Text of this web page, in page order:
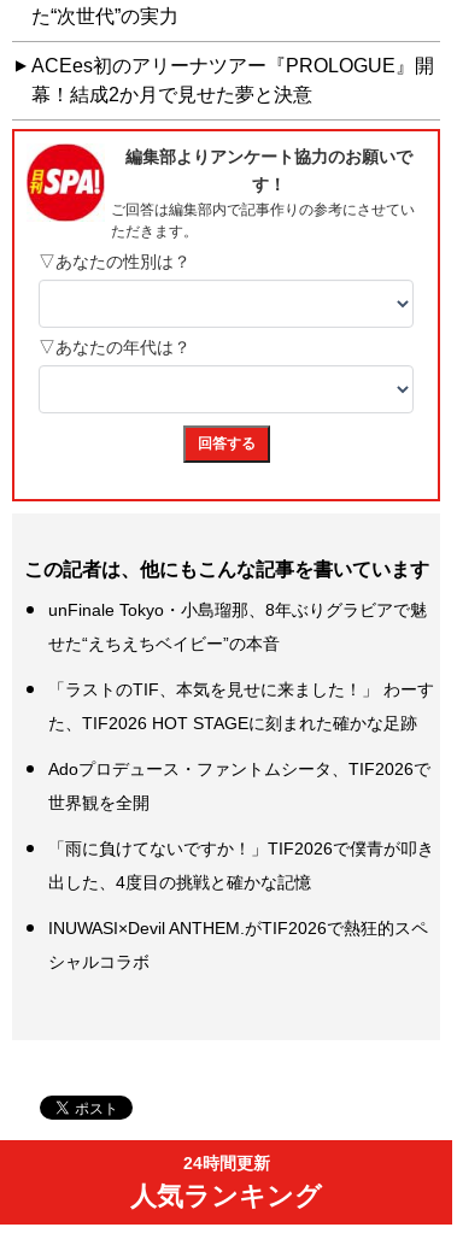
た“次世代”の実力
ACEes初のアリーナツアー『PROLOGUE』開
幕！結成2か月で見せた夢と決意
この記者は、他にもこんな記事を書いています
unFinale Tokyo・小島瑠那、8年ぶりグラビアで魅
せた“えちえちベイビー”の本音
「ラストのTIF、本気を見せに来ました！」 わーす
た、TIF2026 HOT STAGEに刻まれた確かな足跡
Adoプロデュース・ファントムシータ、TIF2026で
世界観を全開
「雨に負けてないですか！」TIF2026で僕青が叩き
出した、4度目の挑戦と確かな記憶
INUWASI×Devil ANTHEM.がTIF2026で熱狂的スペ
シャルコラボ
24時間更新
人気ランキング